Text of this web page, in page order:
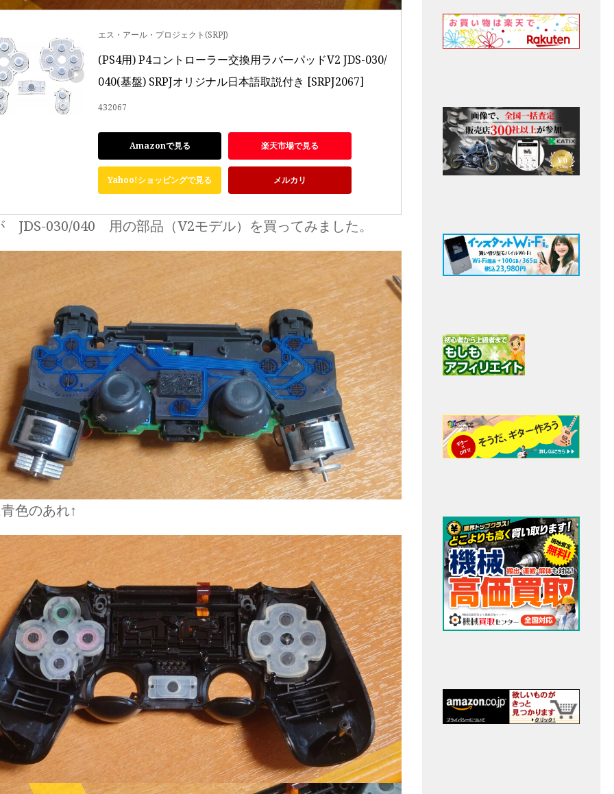
エス・アール・プロジェクト(SRPJ)
(PS4用) P4コントローラー交換用ラバーパッドV2 JDS-030/
040(基盤) SRPJオリジナル日本語取説付き [SRPJ2067]
432067
Amazonで見る 楽天市場で見る
Yahoo!ショッピングで見る メルカリ
JDS-030/040 用の部品（V2モデル）を買ってみました。
色のあれ↑